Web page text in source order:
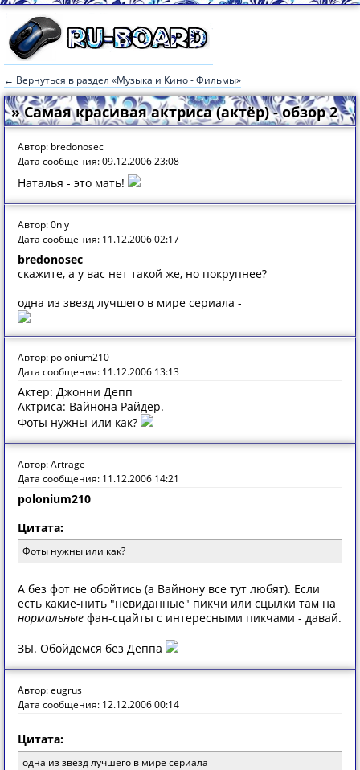
← Вернуться в раздел «Музыка и Кино - Фильмы»
» Самая красивая актриса (актёр) - обзор 2
Автор: bredonosec
Дата сообщения: 09.12.2006 23:08
Наталья - это мать!
Автор: 0nly
Дата сообщения: 11.12.2006 02:17
bredonosec
скажите, а у вас нет такой же, но покрупнее?
одна из звезд лучшего в мире сериала -
Автор: polonium210
Дата сообщения: 11.12.2006 13:13
Актер: Джонни Депп
Актриса: Вайнона Райдер.
Фоты нужны или как?
Автор: Artrage
Дата сообщения: 11.12.2006 14:21
polonium210
Цитата:
Фоты нужны или как?
А без фот не обойтись (а Вайнону все тут любят). Если
есть какие-нить "невиданные" пикчи или сцылки там на
нормальные фан-сцайты с интересными пикчами - давай.
ЗЫ. Обойдёмся без Деппа
Автор: eugrus
Дата сообщения: 12.12.2006 00:14
Цитата:
одна из звезд лучшего в мире сериала